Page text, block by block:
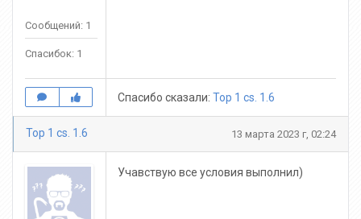
Сообщений: 1
Спасибок: 1
Спасибо сказали: Top 1 cs. 1.6
Top 1 cs. 1.6 13 марта 2023 г, 02:24
Учавствую все условия выполнил)